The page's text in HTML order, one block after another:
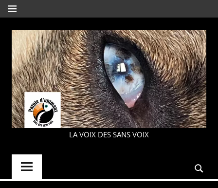
Aller
au
contenu
MENU
PAROLE
LA VOIX DES SANS VOIX